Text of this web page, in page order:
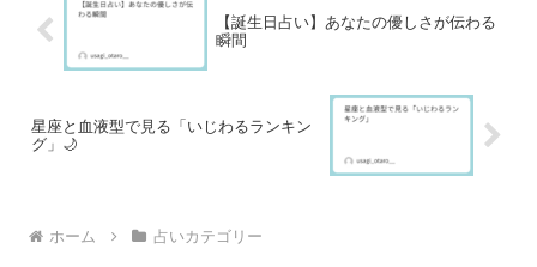
【誕生日占い】あなたの優しさが伝わる
瞬間
星座と血液型で見る「いじわるランキン
グ」🌙
ホーム 占いカテゴリー